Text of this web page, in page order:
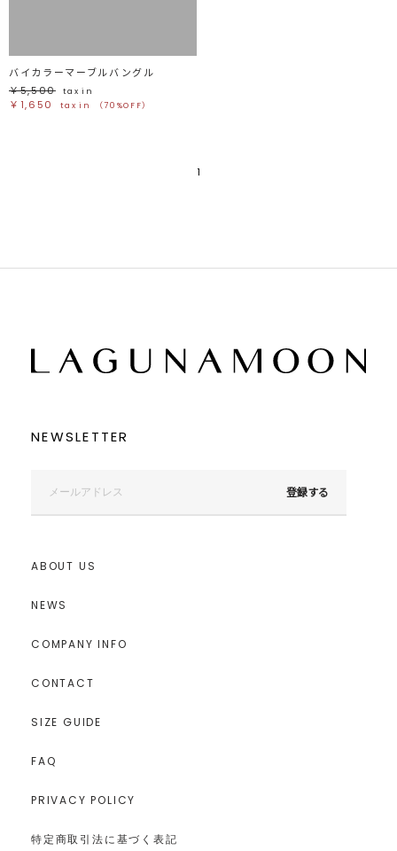
バイカラーマーブルバングル
￥5,500
tax in
￥1,650 tax in （70%OFF）
1
NEWSLETTER
登録する
ABOUT US
NEWS
COMPANY INFO
CONTACT
SIZE GUIDE
FAQ
PRIVACY POLICY
特定商取引法に基づく表記